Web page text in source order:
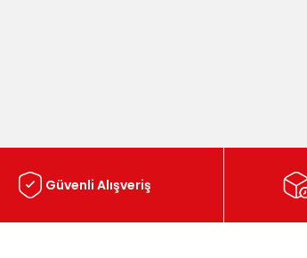
Güvenli Alışveriş